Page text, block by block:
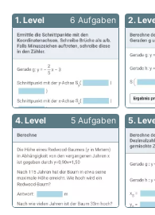
1. Level 6 Aufgaben 2.
4. Level 5 Aufgaben 5.